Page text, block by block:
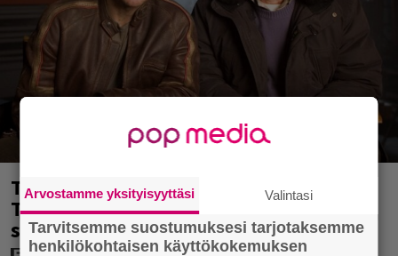
Tänään tv:ssä: Steven Spielbergin ja
Tom Cruisen kaveruus loppui 21 vuotta
sitten – Syynä Cruisen nolo käytös
Arvostamme yksityisyyttäsi Valintasi
Tarvitsemme suostumuksesi tarjotaksemme
henkilökohtaisen käyttökokemuksen